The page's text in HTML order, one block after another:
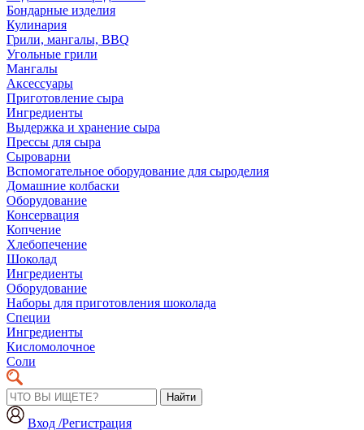
Бондарные изделия
Кулинария
Грили, мангалы, BBQ
Угольные грили
Мангалы
Аксессуары
Приготовление сыра
Ингредиенты
Выдержка и хранение сыра
Прессы для сыра
Сыроварни
Вспомогательное оборудование для сыроделия
Домашние колбаски
Оборудование
Консервация
Копчение
Хлебопечение
Шоколад
Ингредиенты
Оборудование
Наборы для приготовления шоколада
Специи
Ингредиенты
Кисломолочное
Соли
Найти
Вход /Регистрация